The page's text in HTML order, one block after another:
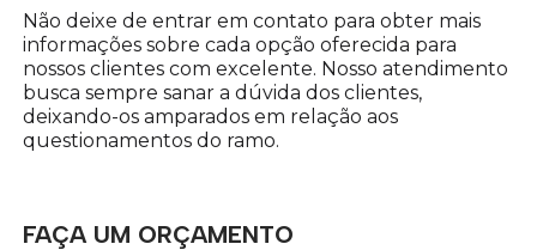
Não deixe de entrar em contato para obter mais
informações sobre cada opção oferecida para
nossos clientes com excelente. Nosso atendimento
busca sempre sanar a dúvida dos clientes,
deixando-os amparados em relação aos
questionamentos do ramo.
FAÇA UM ORÇAMENTO